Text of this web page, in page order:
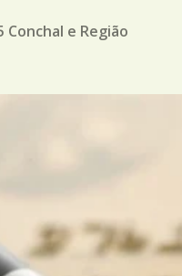
Conchal e Região